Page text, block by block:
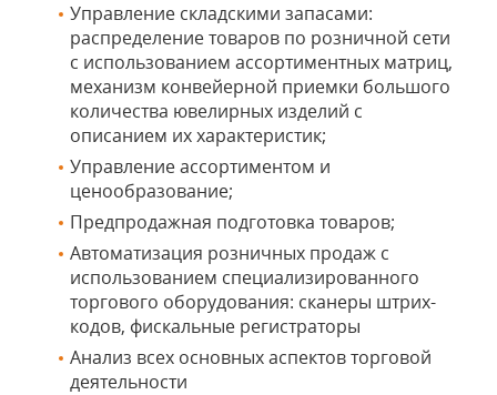
Управление складскими запасами:
распределение товаров по розничной сети
с использованием ассортиментных матриц,
механизм конвейерной приемки большого
количества ювелирных изделий с
описанием их характеристик;
Управление ассортиментом и
ценообразование;
Предпродажная подготовка товаров;
Автоматизация розничных продаж с
использованием специализированного
торгового оборудования: сканеры штрих-
кодов, фискальные регистраторы
Анализ всех основных аспектов торговой
деятельности